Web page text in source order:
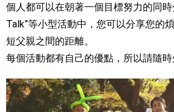
個人都可以在朝著一個目標努力的同
Talk”等小型活動中，您可以分享您的
短父親之間的距離。
每個活動都有自己的優點，所以請隨時